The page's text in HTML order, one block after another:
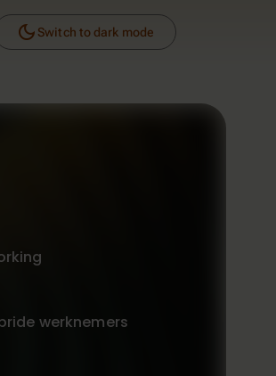
dark_mode Switch to dark mode
werknemers